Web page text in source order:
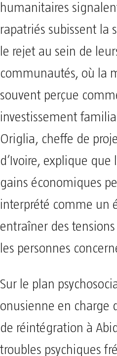
humanitaires
rapatriés subissent la
le rejet au sein de
communautés, où la
souvent perçue
investissement
Origlia, cheffe de
d’Ivoire, explique que
gains économiques
interprété comme un
entraîner des
les personnes
Sur le plan
onusienne en charge
de réintégration à
troubles psychiques